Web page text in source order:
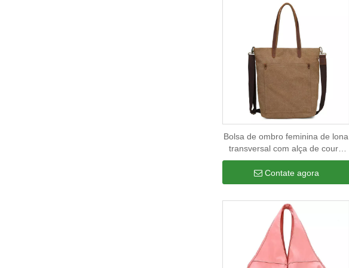
Bolsa de ombro feminina de lona
transversal com alça de couro
louca bolsas de lona portáteis
bolsas femininas bolsas de mão
Contate agora